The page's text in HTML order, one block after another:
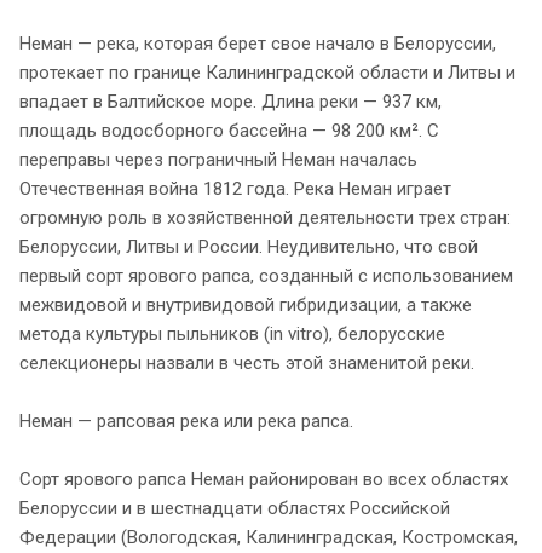
Неман — река, которая берет свое начало в Белоруссии,
протекает по границе Калининградской области и Литвы и
впадает в Балтийское море. Длина реки — 937 км,
площадь водосборного бассейна — 98 200 км². С
переправы через пограничный Неман началась
Отечественная война 1812 года. Река Неман играет
огромную роль в хозяйственной деятельности трех стран:
Белоруссии, Литвы и России. Неудивительно, что свой
первый сорт ярового рапса, созданный с использованием
межвидовой и внутривидовой гибридизации, а также
метода культуры пыльников (in vitro), белорусские
селекционеры назвали в честь этой знаменитой реки.
Неман — рапсовая река или река рапса.
Сорт ярового рапса Неман районирован во всех областях
Белоруссии и в шестнадцати областях Российской
Федерации (Вологодская, Калининградская, Костромская,